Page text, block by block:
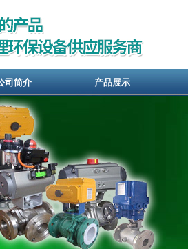
司简介 产品展示